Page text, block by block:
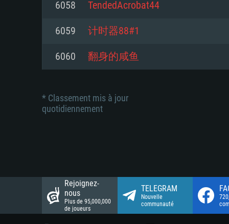
Disque dur: 23.1 Go (client
Disque dur: 62,2 Go (client
Connection: Connexion Internet
Disque dur: 62,2 Go (client
6058 TendedAcrobat44
6059 计时器88#1
6060 翻身的咸鱼
* Classement mis à jour
quotidiennement
Rejoignez-
nous
Plus de 95,000,000
de joueurs
TELEGRAM
Nouvelle
communauté